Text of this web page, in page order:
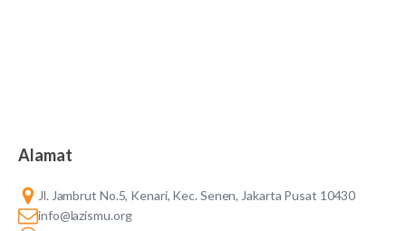
Alamat
Jl. Jambrut No.5, Kenari, Kec. Senen, Jakarta Pusat 10430
info@lazismu.org